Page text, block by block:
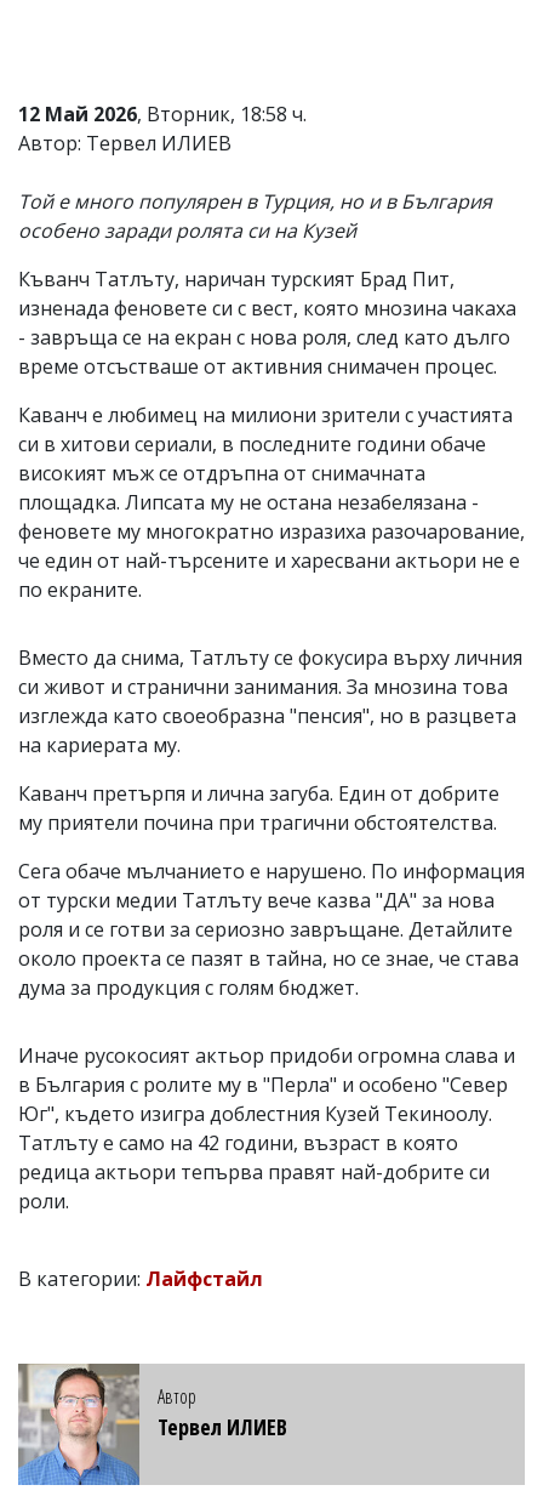
въвеждат
от
читателите
редакцията
не
носи
за
тях!
Ако
откриете
обиден
вас
коментар,
сигнализирайте
ни!
12 Май 2026, Вторник, 18:58 ч.
Автор: Тервел ИЛИЕВ
Той е много популярен в Турция, но и в България
особено заради ролята си на Кузей
Къванч Татлъту, наричан турският Брад Пит,
изненада феновете си с вест, която мнозина чакаха
- завръща се на екран с нова роля, след като дълго
време отсъстваше от активния снимачен процес.
Каванч е любимец на милиони зрители с участията
си в хитови сериали, в последните години обаче
високият мъж се отдръпна от снимачната
площадка. Липсата му не остана незабелязана -
феновете му многократно изразиха разочарование,
че един от най-търсените и харесвани актьори не е
по екраните.
Вместо да снима, Татлъту се фокусира върху личния
си живот и странични занимания. За мнозина това
изглежда като своеобразна "пенсия", но в разцвета
на кариерата му.
Каванч претърпя и лична загуба. Един от добрите
му приятели почина при трагични обстоятелства.
Сега обаче мълчанието е нарушено. По информация
от турски медии Татлъту вече казва "ДА" за нова
роля и се готви за сериозно завръщане. Детайлите
около проекта се пазят в тайна, но се знае, че става
дума за продукция с голям бюджет.
Иначе русокосият актьор придоби огромна слава и
в България с ролите му в "Перла" и особено "Север
Юг", където изигра доблестния Кузей Текиноолу.
Татлъту е само на 42 години, възраст в която
редица актьори тепърва правят най-добрите си
роли.
В категории: Лайфстайл
Автор
Тервел ИЛИЕВ